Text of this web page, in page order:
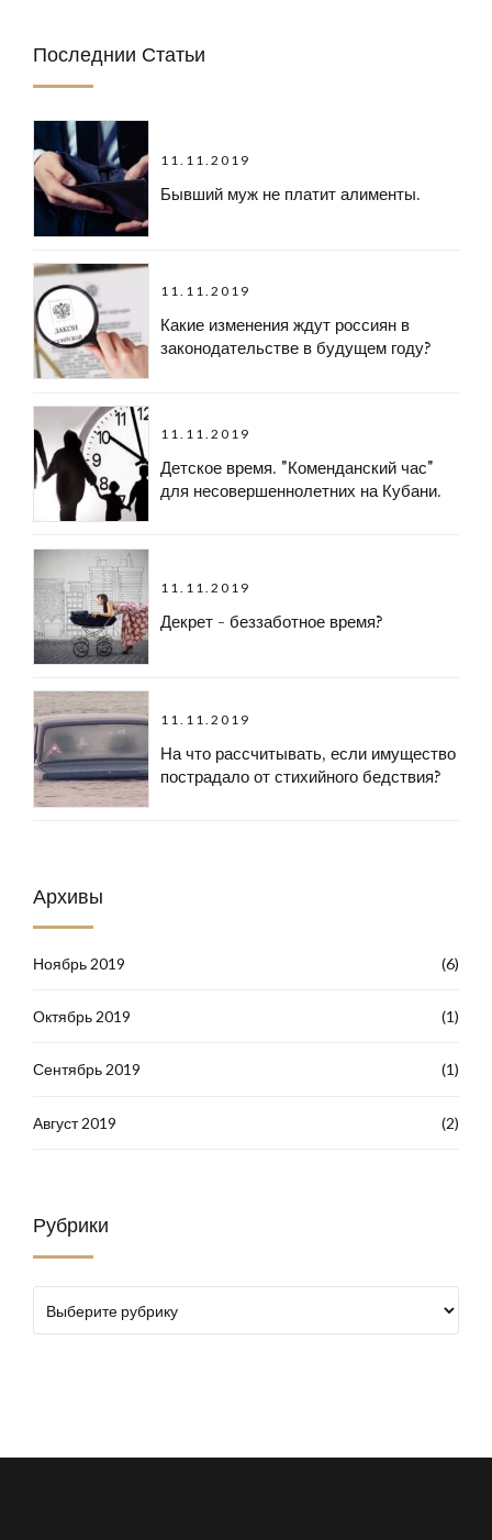
Последнии Статьи
11.11.2019
Бывший муж не платит алименты.
11.11.2019
Какие изменения ждут россиян в
законодательстве в будущем году?
11.11.2019
Детское время. "Коменданский час"
для несовершеннолетних на Кубани.
11.11.2019
Декрет - беззаботное время?
11.11.2019
На что рассчитывать, если имущество
пострадало от стихийного бедствия?
Архивы
Ноябрь 2019 (6)
Октябрь 2019 (1)
Сентябрь 2019 (1)
Август 2019 (2)
Рубрики